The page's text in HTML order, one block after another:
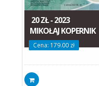
20 ZŁ - 2023
MIKOŁAJ KOPERNIK
Cena: 179.00 zł